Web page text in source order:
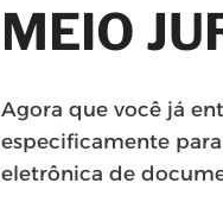
MEIO
Agora que você já
especificamente
eletrônica de